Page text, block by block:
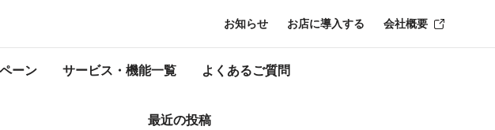
ーン サービス・機能一覧 よくあるご質問
お知らせ お店に導入する 会社概要
知らせ
最近の投稿